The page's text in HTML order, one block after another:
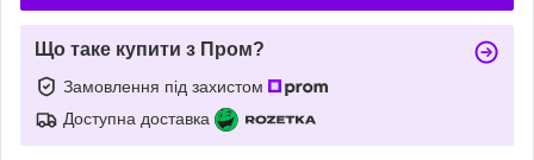
Що таке купити з Пром?
Замовлення під захистом
Доступна доставка